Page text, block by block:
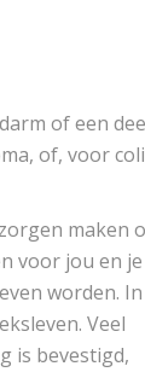
of een
of, voor
maken
voor jou en je
worden.
Veel
is bevestigd,